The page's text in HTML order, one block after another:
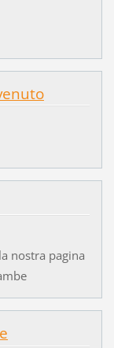
nostra pagina